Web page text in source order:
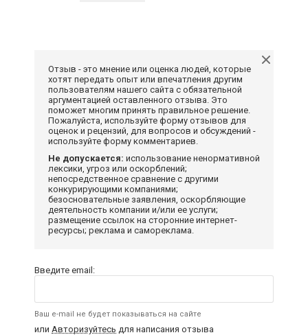
Отзыв - это мнение или оценка людей, которые
хотят передать опыт или впечатления другим
пользователям нашего сайта с обязательной
аргументацией оставленного отзыва. Это
поможет многим принять правильное решение.
Пожалуйста, используйте форму отзывов для
оценок и рецензий, для вопросов и обсуждений -
используйте форму комментариев.
Не допускается: использование ненормативной
лексики, угроз или оскорблений;
непосредственное сравнение с другими
конкурирующими компаниями;
безосновательные заявления, оскорбляющие
деятельность компании и/или ее услуги;
размещение ссылок на сторонние интернет-
ресурсы; реклама и самореклама.
Введите email:
Ваш e-mail не будет показываться на сайте
или Авторизуйтесь для написания отзыва